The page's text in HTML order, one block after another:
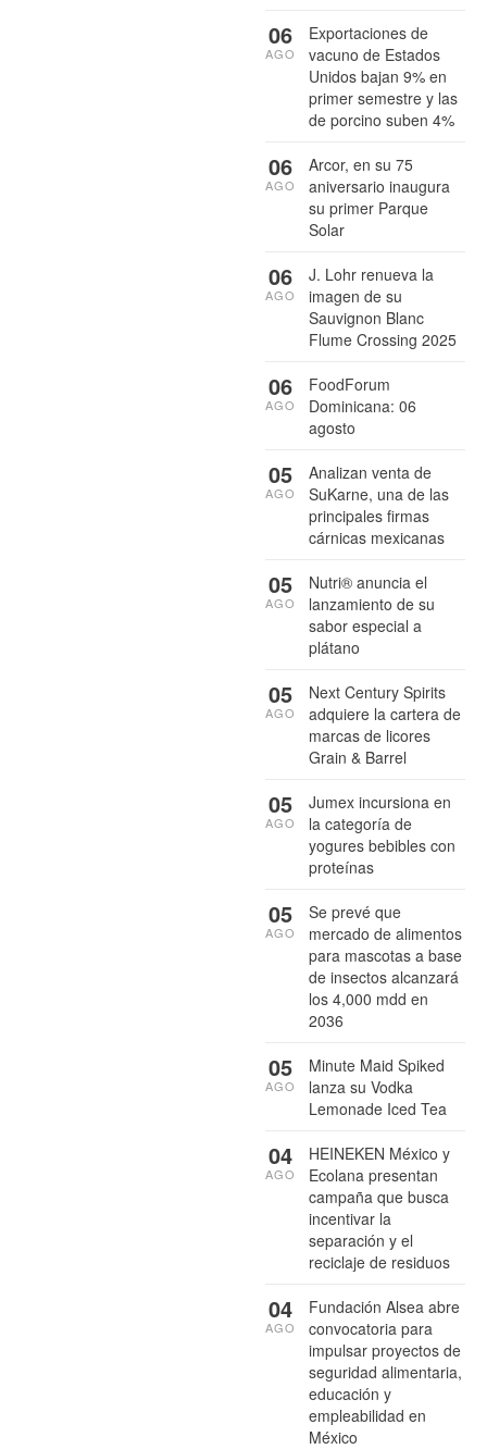
Exportaciones de
vacuno de Estados
Unidos bajan 9% en
primer semestre y las
de porcino suben 4%
06
AGO
Arcor, en su 75
aniversario inaugura
su primer Parque
Solar
06
AGO
J. Lohr renueva la
imagen de su
Sauvignon Blanc
Flume Crossing 2025
06
AGO
FoodForum
Dominicana: 06
agosto
06
AGO
Analizan venta de
SuKarne, una de las
principales firmas
cárnicas mexicanas
05
AGO
Nutri® anuncia el
lanzamiento de su
sabor especial a
plátano
05
AGO
Next Century Spirits
adquiere la cartera de
marcas de licores
Grain & Barrel
05
AGO
Jumex incursiona en
la categoría de
yogures bebibles con
proteínas
05
AGO
Se prevé que
mercado de alimentos
para mascotas a base
de insectos alcanzará
los 4,000 mdd en
2036
05
AGO
Minute Maid Spiked
lanza su Vodka
Lemonade Iced Tea
05
AGO
HEINEKEN México y
Ecolana presentan
campaña que busca
incentivar la
separación y el
reciclaje de residuos
04
AGO
Fundación Alsea abre
convocatoria para
impulsar proyectos de
seguridad alimentaria,
educación y
empleabilidad en
México
04
AGO